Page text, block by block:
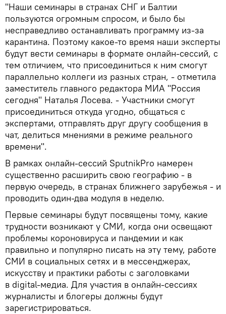
"Наши семинары в странах СНГ и Балтии
пользуются огромным спросом, и было бы
несправедливо останавливать программу из-за
карантина. Поэтому какое-то время наши эксперты
будут вести семинары в формате онлайн-сессий, с
тем отличием, что присоединиться к ним смогут
параллельно коллеги из разных стран, - отметила
заместитель главного редактора МИА "Россия
сегодня" Наталья Лосева. - Участники смогут
присоединиться откуда угодно, общаться с
экспертами, отправлять друг другу сообщения в
чат, делиться мнениями в режиме реального
времени".
В рамках онлайн-сессий SputnikPro намерен
существенно расширить свою географию - в
первую очередь, в странах ближнего зарубежья - и
проводить один-два модуля в неделю.
Первые семинары будут посвящены тому, какие
трудности возникают у СМИ, когда они освещают
проблемы короновируса и пандемии и как
правильно и популярно писать на эту тему, работе
СМИ в социальных сетях и в мессенджерах,
искусству и практики работы с заголовками
в digital-медиа. Для участия в онлайн-сессиях
журналисты и блогеры должны будут
зарегистрироваться.